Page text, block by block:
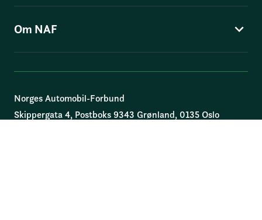
Om NAF
Norges Automobil-Forbund
Skippergata 4, Postboks 9343 Grønland, 0135 Oslo